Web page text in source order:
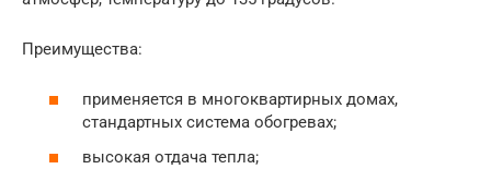
Преимущества:
применяется в многоквартирных домах,
стандартных система обогревах;
высокая отдача тепла;